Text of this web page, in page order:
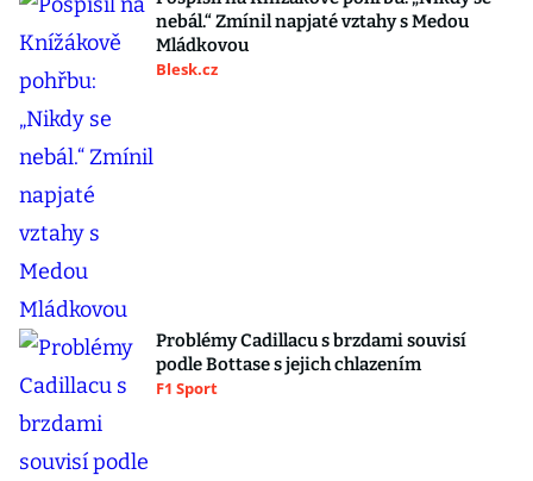
nebál.“ Zmínil napjaté vztahy s Medou
Mládkovou
Blesk.cz
Problémy Cadillacu s brzdami souvisí
podle Bottase s jejich chlazením
F1 Sport